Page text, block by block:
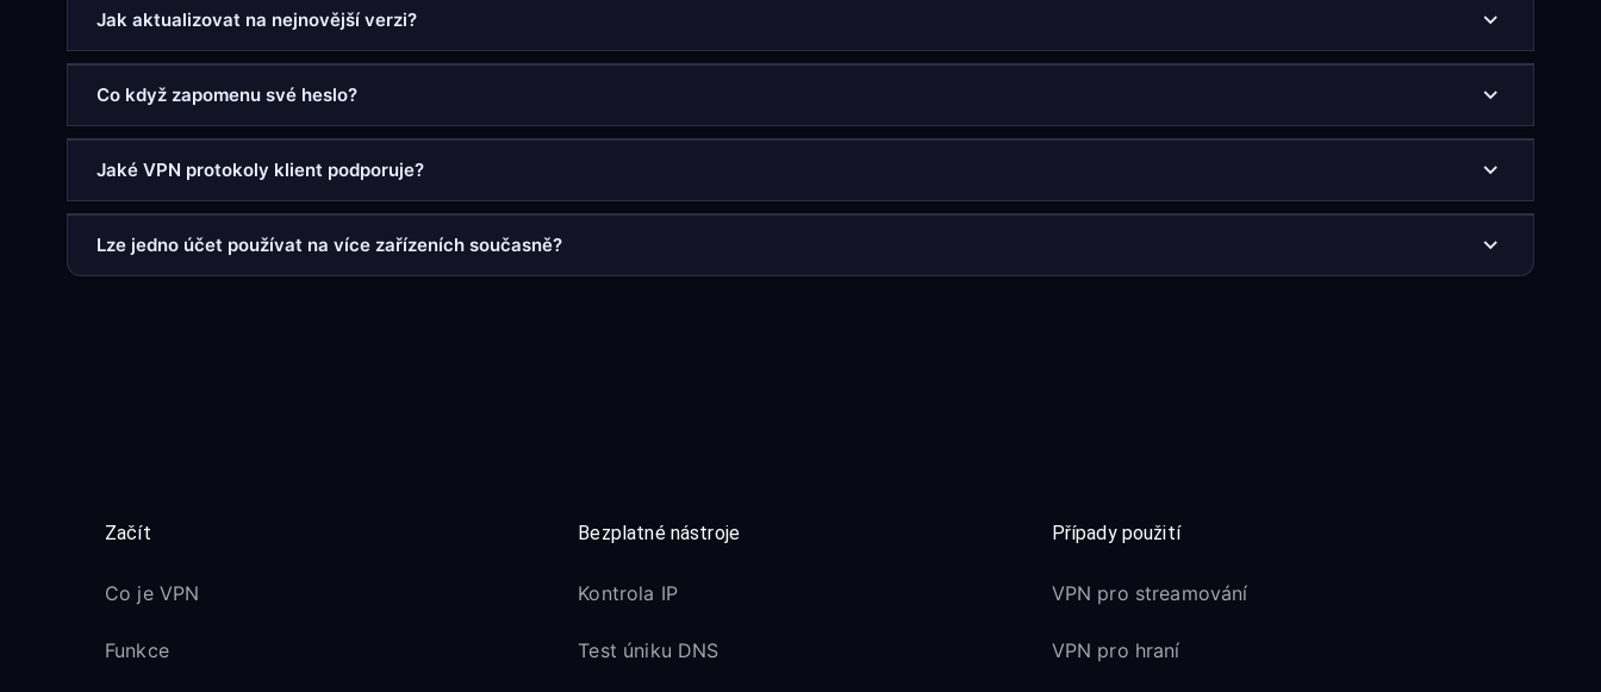
Jak aktualizovat na nejnovější verzi?
Co když zapomenu své heslo?
Jaké VPN protokoly klient podporuje?
Lze jedno účet používat na více zařízeních současně?
Začít
Co je VPN
Funkce
Bezplatné nástroje
Kontrola IP
Test úniku DNS
Případy použití
VPN pro streamování
VPN pro hraní